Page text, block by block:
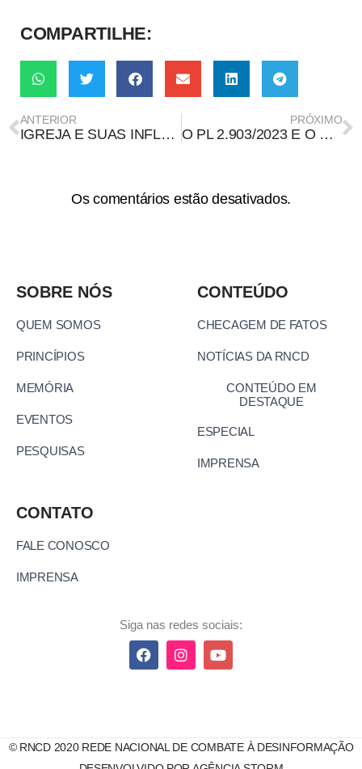
COMPARTILHE:
ANTERIOR
IGREJA E SUAS INFLUÊNCIAS NOS PROCESSOS ELEITORAIS E NA SOCIEDADE
PRÓXIMO
O PL 2.903/2023 E O GENOCÍDIO INDÍGENA LEGISLADO
Os comentários estão desativados.
SOBRE NÓS
QUEM SOMOS
PRINCÍPIOS
MEMÓRIA
EVENTOS
PESQUISAS
CONTEÚDO
CHECAGEM DE FATOS
NOTÍCIAS DA RNCD
CONTEÚDO EM
DESTAQUE
ESPECIAL
IMPRENSA
CONTATO
FALE CONOSCO
IMPRENSA
Siga nas redes sociais:
© RNCD 2020 REDE NACIONAL DE COMBATE À DESINFORMAÇÃO